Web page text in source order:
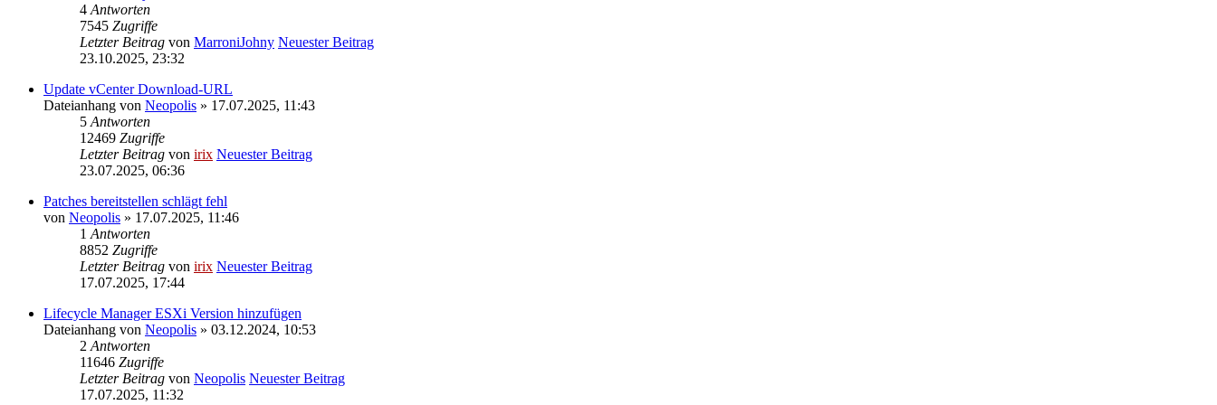
4 Antworten
7545 Zugriffe
Letzter Beitrag von MarroniJohny Neuester Beitrag
23.10.2025, 23:32
Update vCenter Download-URL
Dateianhang von Neopolis » 17.07.2025, 11:43
5 Antworten
12469 Zugriffe
Letzter Beitrag von irix Neuester Beitrag
23.07.2025, 06:36
Patches bereitstellen schlägt fehl
von Neopolis » 17.07.2025, 11:46
1 Antworten
8852 Zugriffe
Letzter Beitrag von irix Neuester Beitrag
17.07.2025, 17:44
Lifecycle Manager ESXi Version hinzufügen
Dateianhang von Neopolis » 03.12.2024, 10:53
2 Antworten
11646 Zugriffe
Letzter Beitrag von Neopolis Neuester Beitrag
17.07.2025, 11:32